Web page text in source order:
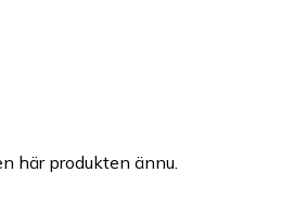
här produkten ännu.